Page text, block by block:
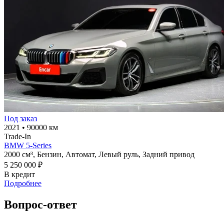
Под заказ
2021 • 90000 км
Trade-In
BMW 5-Series
2000 см³, Бензин, Автомат, Левый руль, Задний привод
5 250 000 ₽
В кредит
Подробнее
Вопрос-ответ